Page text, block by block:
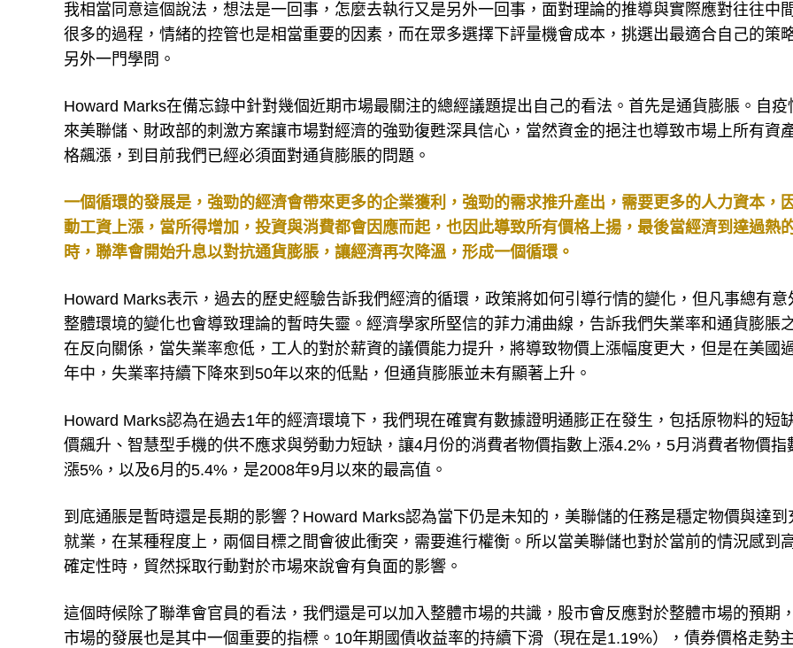
我相當同意這個說法，想法是一回事，怎麼去執行又是另外一回事，面對理論的推導與實際應對往往中
很多的過程，情緒的控管也是相當重要的因素，而在眾多選擇下評量機會成本，挑選出最適合自己的策
另外一門學問。
Howard Marks在備忘錄中針對幾個近期市場最關注的總經議題提出自己的看法。首先是通貨膨脹。自疫
來美聯儲、財政部的刺激方案讓市場對經濟的強勁復甦深具信心，當然資金的挹注也導致市場上所有資
格飆漲，到目前我們已經必須面對通貨膨脹的問題。
一個循環的發展是，強勁的經濟會帶來更多的企業獲利，強勁的需求推升產出，需要更多的人力資本，
動工資上漲，當所得增加，投資與消費都會因應而起，也因此導致所有價格上揚，最後當經濟到達過熱
時，聯準會開始升息以對抗通貨膨脹，讓經濟再次降溫，形成一個循環。
Howard Marks表示，過去的歷史經驗告訴我們經濟的循環，政策將如何引導行情的變化，但凡事總有意
整體環境的變化也會導致理論的暫時失靈。經濟學家所堅信的菲力浦曲線，告訴我們失業率和通貨膨脹
在反向關係，當失業率愈低，工人的對於薪資的議價能力提升，將導致物價上漲幅度更大，但是在美國
年中，失業率持續下降來到50年以來的低點，但通貨膨脹並未有顯著上升。
Howard Marks認為在過去1年的經濟環境下，我們現在確實有數據證明通膨正在發生，包括原物料的短
價飆升、智慧型手機的供不應求與勞動力短缺，讓4月份的消費者物價指數上漲4.2%，5月消費者物價指
漲5%，以及6月的5.4%，是2008年9月以來的最高值。
到底通脹是暫時還是長期的影響？Howard Marks認為當下仍是未知的，美聯儲的任務是穩定物價與達到
就業，在某種程度上，兩個目標之間會彼此衝突，需要進行權衡。所以當美聯儲也對於當前的情況感到
確定性時，貿然採取行動對於市場來說會有負面的影響。
這個時候除了聯準會官員的看法，我們還是可以加入整體市場的共識，股市會反應對於整體市場的預期
市場的發展也是其中一個重要的指標。10年期國債收益率的持續下滑（現在是1.19%），債券價格走勢